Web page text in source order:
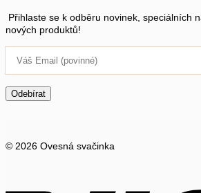
Přihlaste se k odběru novinek, speciálních
nových produktů!
© 2026 Ovesná svačinka